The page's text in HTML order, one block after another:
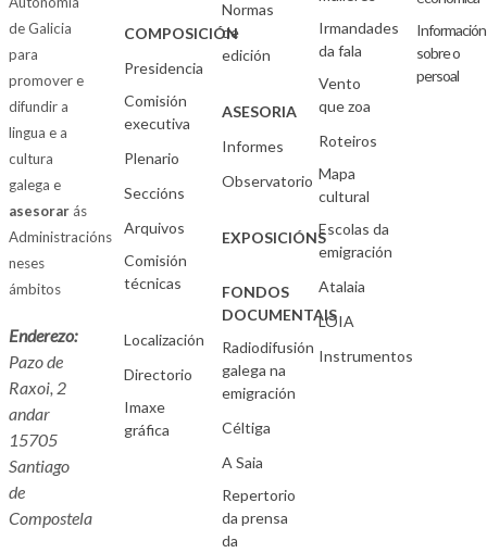
de Galicia
para
promover e
difundir a
lingua e a
cultura
galega e
asesorarás
Administracións
neses
ámbitos
Enderezo:
Pazo de
Raxoi, 2
andar
15705
Santiago
de
Compostela
COMPOSICIÓN
Presidencia
Comisión
executiva
Plenario
Seccións
Arquivos
Comisión
técnicas
Localización
Directorio
Imaxe
gráfica
Normas
de
edición
ASESORIA
Informes
Observatorio
EXPOSICIÓNS
FONDOS
DOCUMENTAIS
Radiodifusión
galega na
emigración
Céltiga
A Saia
Repertorio
da prensa
da
Irmandades
da fala
Vento
que zoa
Roteiros
Mapa
cultural
Escolas da
emigración
Atalaia
LOIA
Instrumentos
Información
sobre o
persoal